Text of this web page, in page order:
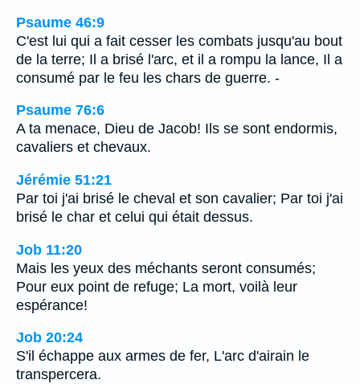
Psaume 46:9
C'est lui qui a fait cesser les combats jusqu'au bout
de la terre; Il a brisé l'arc, et il a rompu la lance, Il a
consumé par le feu les chars de guerre. -
Psaume 76:6
A ta menace, Dieu de Jacob! Ils se sont endormis,
cavaliers et chevaux.
Jérémie 51:21
Par toi j'ai brisé le cheval et son cavalier; Par toi j'ai
brisé le char et celui qui était dessus.
Job 11:20
Mais les yeux des méchants seront consumés;
Pour eux point de refuge; La mort, voilà leur
espérance!
Job 20:24
S'il échappe aux armes de fer, L'arc d'airain le
transpercera.